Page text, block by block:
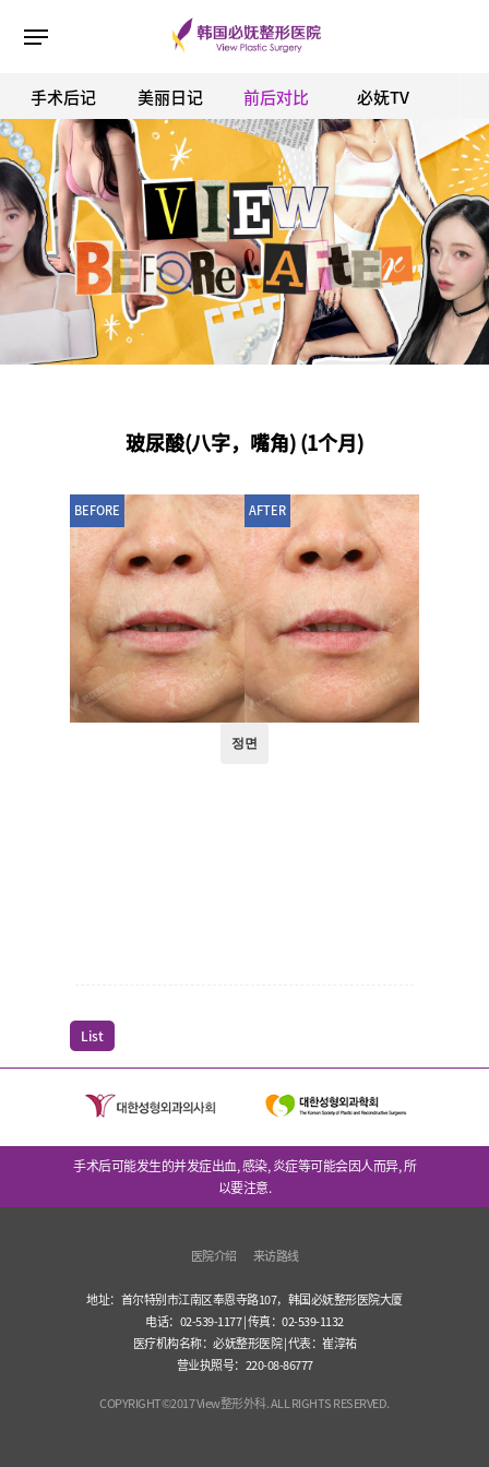
ESC 버튼을 누르면 검색창을 닫을 수 있습니다.
手术后记 美丽日记 前后对比 必妩TV
玻尿酸(八字，嘴角) (1个月)
BEFORE AFTER
List
手术后可能发生的并发症出血, 感染, 炎症等可能会因人而异, 所
以要注意.
医院介绍 来访路线
地址：首尔特别市江南区奉恩寺路107，韩国必妩整形医院大厦
电话：02-539-1177 | 传真：02-539-1132
医疗机构名称：必妩整形医院 | 代表：崔淳祐
营业执照号：220-08-86777
COPYRIGHT©2017 View整形外科. ALL RIGHTS RESERVED.